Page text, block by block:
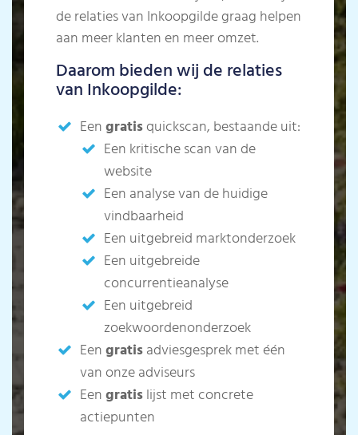
de relaties van Inkoopgilde graag helpen
aan meer klanten en meer omzet.
Daarom bieden wij de relaties
van Inkoopgilde:
Eengratisquickscan, bestaande uit:
Een kritische scan van de
website
Een analyse van de huidige
vindbaarheid
Een uitgebreid marktonderzoek
Een uitgebreide
concurrentieanalyse
Een uitgebreid
zoekwoordenonderzoek
Eengratisadviesgesprek met één
van onze adviseurs
Eengratislijst met concrete
actiepunten